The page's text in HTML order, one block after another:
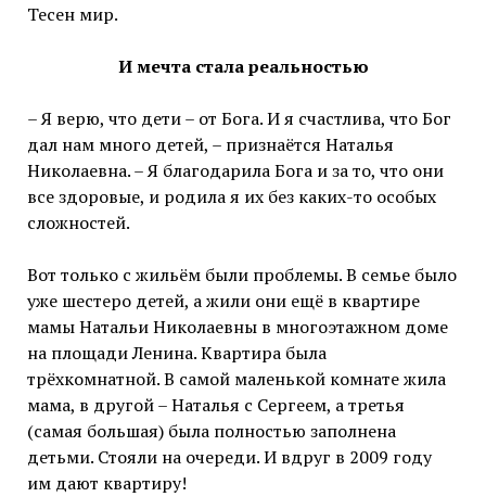
Тесен мир.
И мечта стала реальностью
– Я верю, что дети – от Бога. И я счастлива, что Бог
дал нам много детей, – признаётся Наталья
Николаевна. – Я благодарила Бога и за то, что они
все здоровые, и родила я их без каких-то особых
сложностей.
Вот только с жильём были проблемы. В семье было
уже шестеро детей, а жили они ещё в квартире
мамы Натальи Николаевны в многоэтажном доме
на площади Ленина. Квартира была
трёхкомнатной. В самой маленькой комнате жила
мама, в другой – Наталья с Сергеем, а третья
(самая большая) была полностью заполнена
детьми. Стояли на очереди. И вдруг в 2009 году
им дают квартиру!